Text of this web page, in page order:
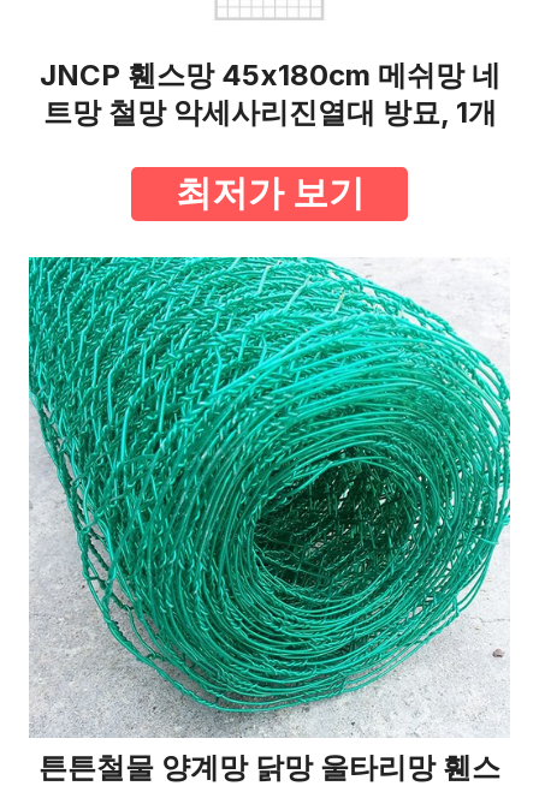
JNCP 휀스망 45x180cm 메쉬망 네
트망 철망 악세사리진열대 방묘, 1개
최저가 보기
튼튼철물 양계망 닭망 울타리망 휀스